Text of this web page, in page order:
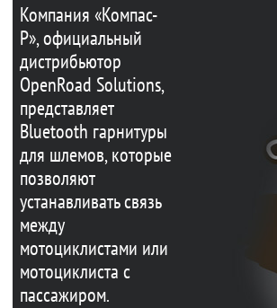
Компания «Компас-
Р», официальный
дистрибьютор
OpenRoad Solutions,
представляет
Bluetooth гарнитуры
для шлемов, которые
позволяют
устанавливать связь
между
мотоциклистами или
мотоциклиста с
пассажиром.